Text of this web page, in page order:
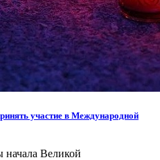
участие в Международной
Великой